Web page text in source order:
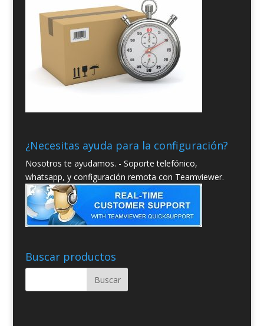
¿Necesitas ayuda para la configuración?
Nosotros te ayudamos. - Soporte telefónico,
whatsapp, y configuración remota con Teamviewer.
Buscar productos